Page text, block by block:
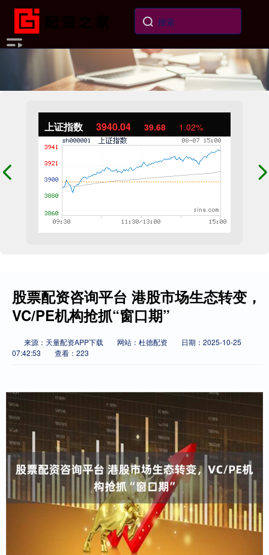
上证指数 3940.04 39.68 1.02%
股票配资咨询平台 港股市场生态转变，
VC/PE机构抢抓“窗口期”
来源：天量配资APP下载 网站：杜德配资
日期：2025-10-25
07:42:53
查看：223